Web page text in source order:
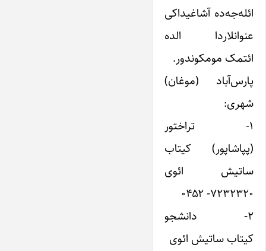
ائله‌جه‌ده آشاغیداکی
عنوانلاردا الده
ائتمک مومکوندور.
پارس‌آباد (موغان)
شهری:
۱- تراختور
(پپاشاپور) کیتاب
ساتیش ائوی
۷۲۳۲۳۲۰- ۰۴۵۲
۲- دانشجو
کیتاب ساتیش ائوی